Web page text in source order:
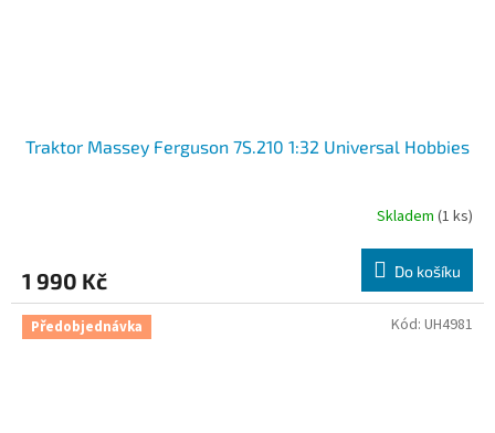
Traktor Massey Ferguson 7S.210 1:32 Universal Hobbies
Skladem (1 ks)
1 990 Kč Do košíku
Předobjednávka Kód: UH4981